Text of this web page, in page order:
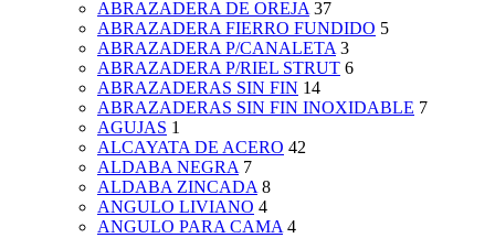
ABRAZADERA DE OREJA 37
ABRAZADERA FIERRO FUNDIDO 5
ABRAZADERA P/CANALETA 3
ABRAZADERA P/RIEL STRUT 6
ABRAZADERAS SIN FIN 14
ABRAZADERAS SIN FIN INOXIDABLE 7
AGUJAS 1
ALCAYATA DE ACERO 42
ALDABA NEGRA 7
ALDABA ZINCADA 8
ANGULO LIVIANO 4
ANGULO PARA CAMA 4